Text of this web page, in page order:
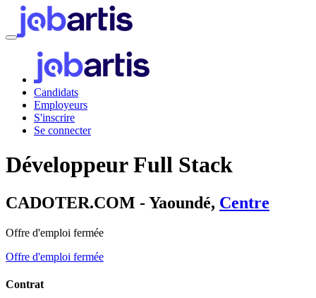
Candidats
Employeurs
S'inscrire
Se connecter
Développeur Full Stack
CADOTER.COM - Yaoundé, Centre
Offre d'emploi fermée
Offre d'emploi fermée
Contrat